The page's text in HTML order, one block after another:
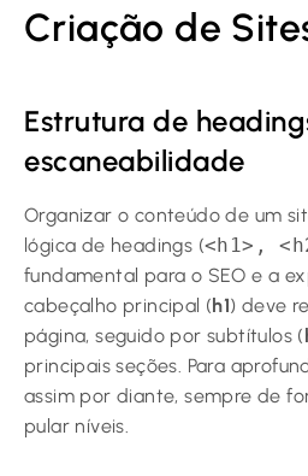
Criação de
Estrutura de
escaneabilidade
Organizar o conteúdo de um
lógica de headings (<h1>,
fundamental para o SEO e a
cabeçalho principal (h1) deve
página, seguido por subtítulos (
principais seções. Para
assim por diante, sempre de
pular níveis.